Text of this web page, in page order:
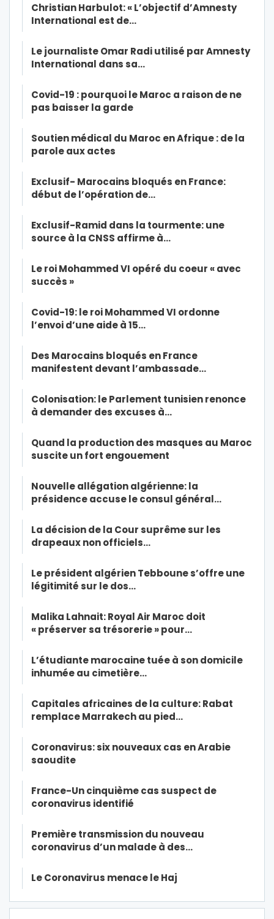
Christian Harbulot: « L’objectif d’Amnesty
International est de…
Le journaliste Omar Radi utilisé par Amnesty
International dans sa…
Covid-19 : pourquoi le Maroc a raison de ne
pas baisser la garde
Soutien médical du Maroc en Afrique : de la
parole aux actes
Exclusif- Marocains bloqués en France:
début de l’opération de…
Exclusif-Ramid dans la tourmente: une
source à la CNSS affirme à…
Le roi Mohammed VI opéré du coeur « avec
succès »
Covid-19: le roi Mohammed VI ordonne
l’envoi d’une aide à 15…
Des Marocains bloqués en France
manifestent devant l’ambassade…
Colonisation: le Parlement tunisien renonce
à demander des excuses à…
Quand la production des masques au Maroc
suscite un fort engouement
Nouvelle allégation algérienne: la
présidence accuse le consul général…
La décision de la Cour suprême sur les
drapeaux non officiels…
Le président algérien Tebboune s’offre une
légitimité sur le dos…
Malika Lahnait: Royal Air Maroc doit
« préserver sa trésorerie » pour…
L’étudiante marocaine tuée à son domicile
inhumée au cimetière…
Capitales africaines de la culture: Rabat
remplace Marrakech au pied…
Coronavirus: six nouveaux cas en Arabie
saoudite
France-Un cinquième cas suspect de
coronavirus identifié
Première transmission du nouveau
coronavirus d’un malade à des…
Le Coronavirus menace le Haj